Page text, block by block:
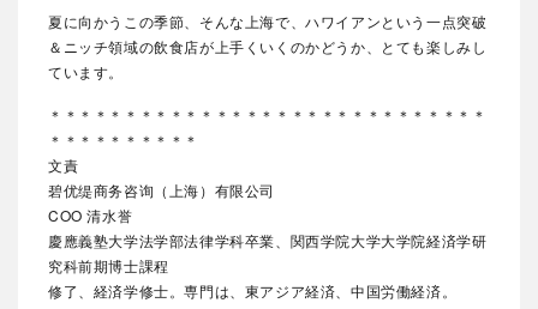
夏に向かうこの季節、そんな上海で、ハワイアンという一点突破
＆ニッチ領域の飲食店が上手くいくのかどうか、とても楽しみし
ています。
＊＊＊＊＊＊＊＊＊＊＊＊＊＊＊＊＊＊＊＊＊＊＊＊＊＊＊＊＊
＊＊＊＊＊＊＊＊＊＊
文責
碧优缇商务咨询（上海）有限公司
COO 清水誉
慶應義塾大学法学部法律学科卒業、関西学院大学大学院経済学研
究科前期博士課程
修了、経済学修士。専門は、東アジア経済、中国労働経済。